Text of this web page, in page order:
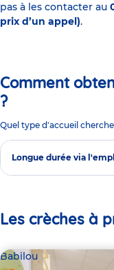
pas à les contacter au
prix d’un appel).
Comment
?
Quel type d'accueil
Longue durée via
Les crèches à
Babilou